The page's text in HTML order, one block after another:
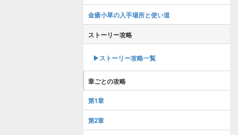
金瘡小草の入手場所と使い道
ストーリー攻略
▶︎ストーリー攻略一覧
章ごとの攻略
第1章
第2章